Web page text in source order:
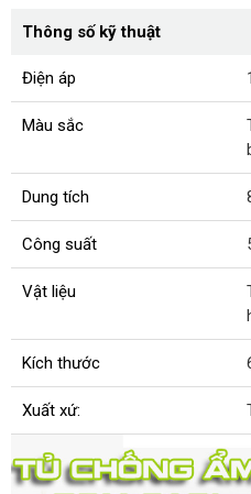
Thông số kỹ thuật
Điện áp
Màu sắc
Dung tích
Công suất
Vật liệu
Kích thước
Xuất xứ: